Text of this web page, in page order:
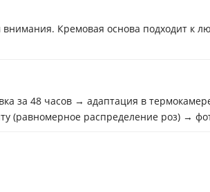
Кремовая основа подходит к
за 48 часов → адаптация в
(равномерное распределение роз) →